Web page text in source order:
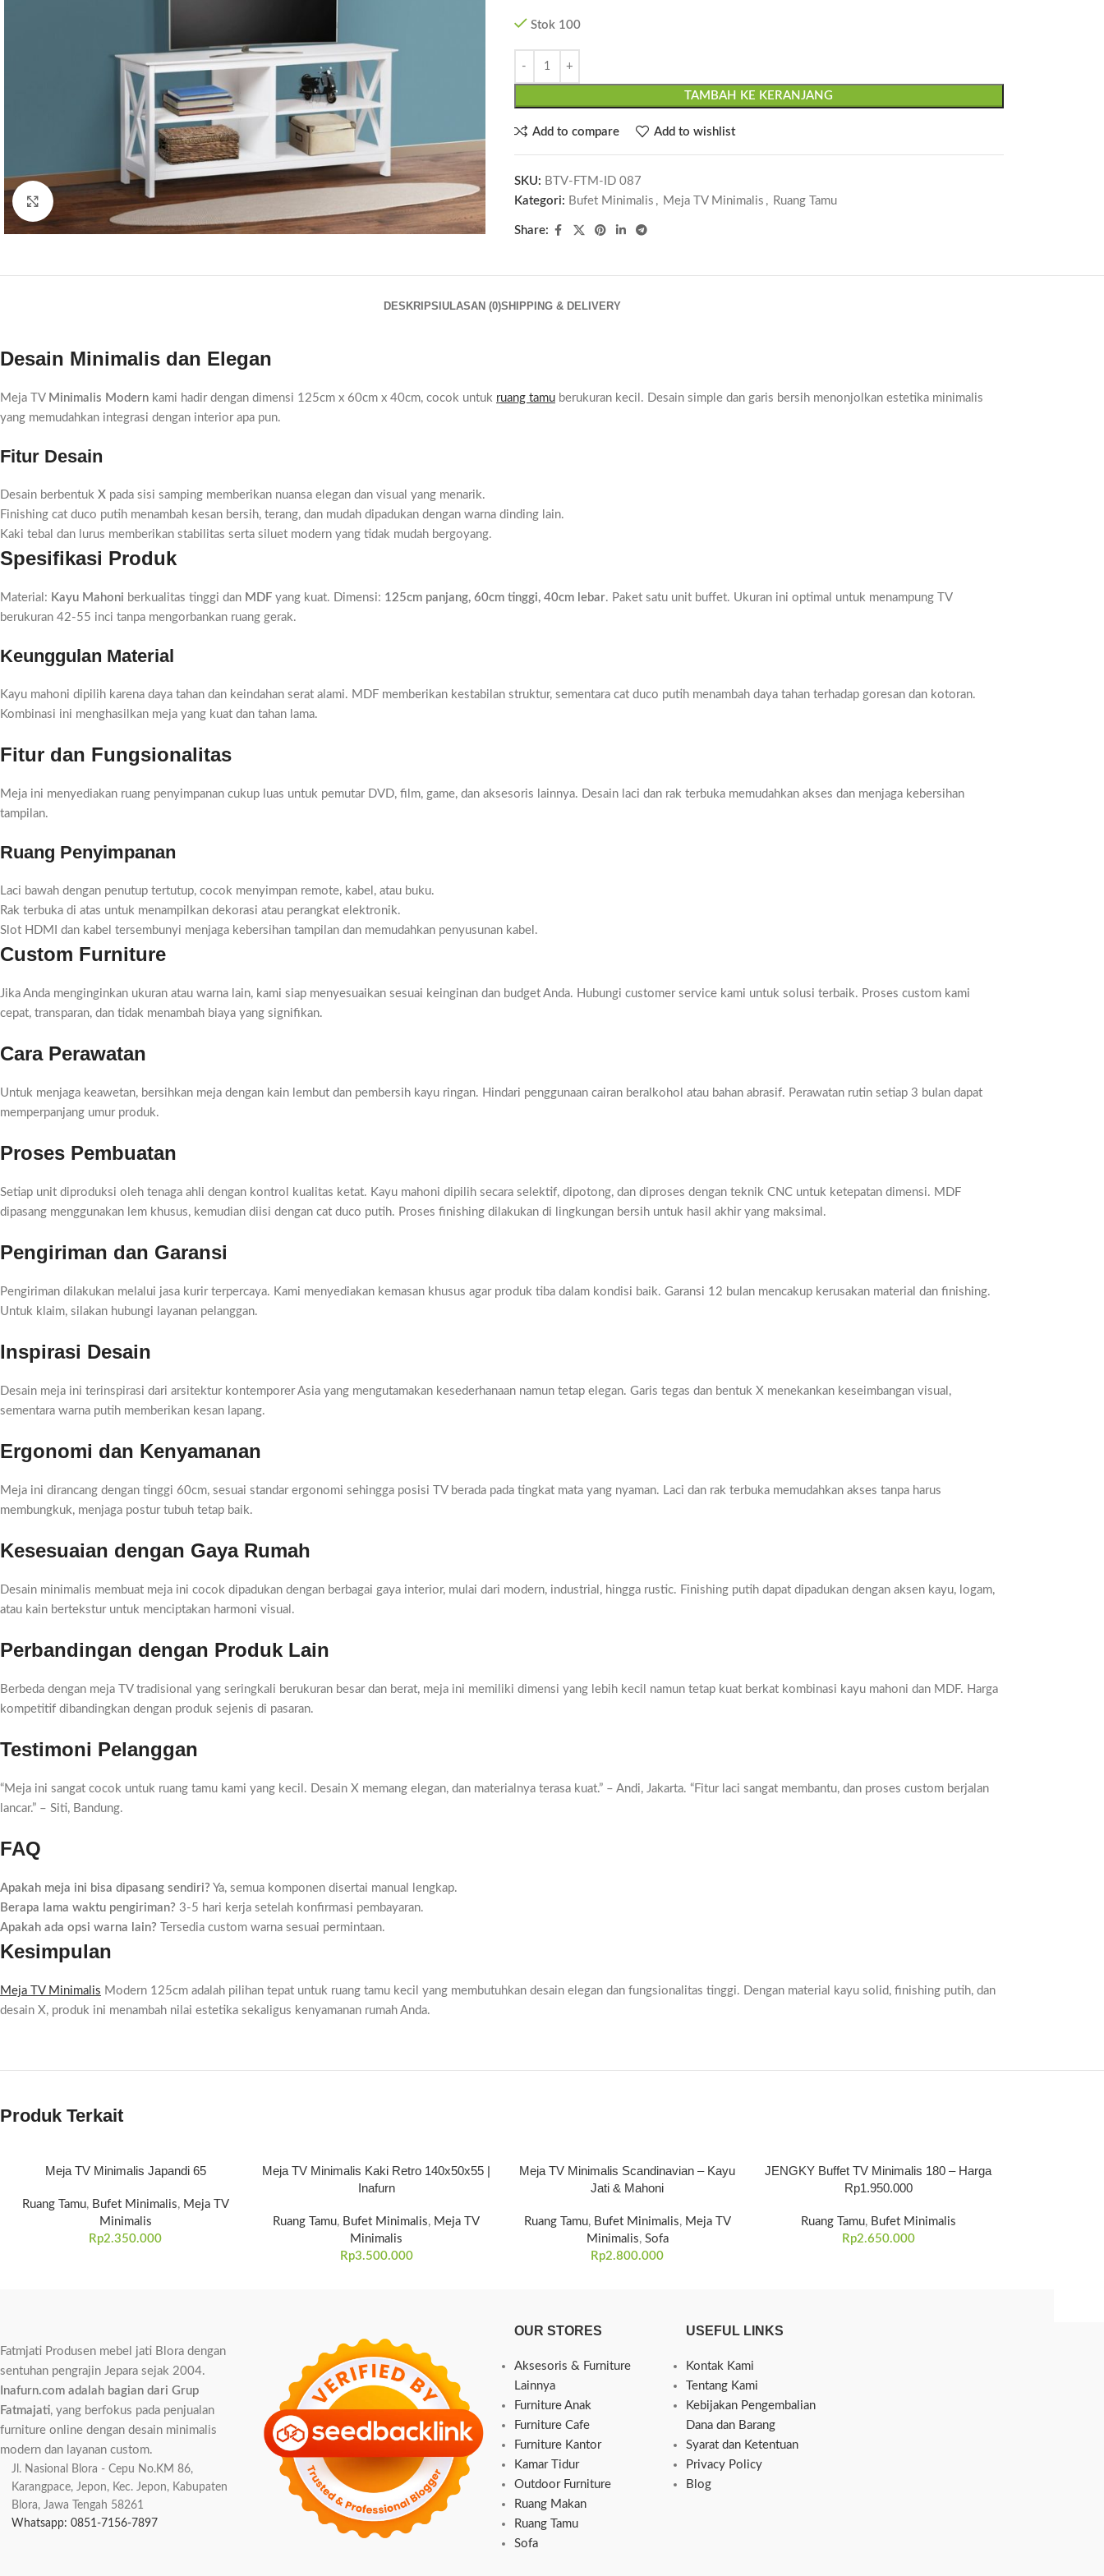
Click to enlarge
Stok 100
TAMBAH KE KERANJANG
Add to compare Add to wishlist
SKU: BTV-FTM-ID 087
Kategori: Bufet Minimalis , Meja TV Minimalis , Ruang Tamu
Share:
DESKRIPSI ULASAN (0)SHIPPING & DELIVERY
Desain Minimalis dan Elegan
Meja TV Minimalis Modern kami hadir dengan dimensi 125cm x 60cm x 40cm, cocok untuk ruang tamu berukuran kecil. Desain simple dan garis bersih menonjolkan estetika minimalis
yang memudahkan integrasi dengan interior apa pun.
Fitur Desain
Desain berbentuk X pada sisi samping memberikan nuansa elegan dan visual yang menarik.
Finishing cat duco putih menambah kesan bersih, terang, dan mudah dipadukan dengan warna dinding lain.
Kaki tebal dan lurus memberikan stabilitas serta siluet modern yang tidak mudah bergoyang.
Spesifikasi Produk
Material: Kayu Mahoni berkualitas tinggi dan MDF yang kuat. Dimensi: 125cm panjang, 60cm tinggi, 40cm lebar. Paket satu unit buffet. Ukuran ini optimal untuk menampung TV
berukuran 42-55 inci tanpa mengorbankan ruang gerak.
Keunggulan Material
Kayu mahoni dipilih karena daya tahan dan keindahan serat alami. MDF memberikan kestabilan struktur, sementara cat duco putih menambah daya tahan terhadap goresan dan kotoran.
Kombinasi ini menghasilkan meja yang kuat dan tahan lama.
Fitur dan Fungsionalitas
Meja ini menyediakan ruang penyimpanan cukup luas untuk pemutar DVD, film, game, dan aksesoris lainnya. Desain laci dan rak terbuka memudahkan akses dan menjaga kebersihan
tampilan.
Ruang Penyimpanan
Laci bawah dengan penutup tertutup, cocok menyimpan remote, kabel, atau buku.
Rak terbuka di atas untuk menampilkan dekorasi atau perangkat elektronik.
Slot HDMI dan kabel tersembunyi menjaga kebersihan tampilan dan memudahkan penyusunan kabel.
Custom Furniture
Jika Anda menginginkan ukuran atau warna lain, kami siap menyesuaikan sesuai keinginan dan budget Anda. Hubungi customer service kami untuk solusi terbaik. Proses custom kami
cepat, transparan, dan tidak menambah biaya yang signifikan.
Cara Perawatan
Untuk menjaga keawetan, bersihkan meja dengan kain lembut dan pembersih kayu ringan. Hindari penggunaan cairan beralkohol atau bahan abrasif. Perawatan rutin setiap 3 bulan dapat
memperpanjang umur produk.
Proses Pembuatan
Setiap unit diproduksi oleh tenaga ahli dengan kontrol kualitas ketat. Kayu mahoni dipilih secara selektif, dipotong, dan diproses dengan teknik CNC untuk ketepatan dimensi. MDF
dipasang menggunakan lem khusus, kemudian diisi dengan cat duco putih. Proses finishing dilakukan di lingkungan bersih untuk hasil akhir yang maksimal.
Pengiriman dan Garansi
Pengiriman dilakukan melalui jasa kurir terpercaya. Kami menyediakan kemasan khusus agar produk tiba dalam kondisi baik. Garansi 12 bulan mencakup kerusakan material dan finishing.
Untuk klaim, silakan hubungi layanan pelanggan.
Inspirasi Desain
Desain meja ini terinspirasi dari arsitektur kontemporer Asia yang mengutamakan kesederhanaan namun tetap elegan. Garis tegas dan bentuk X menekankan keseimbangan visual,
sementara warna putih memberikan kesan lapang.
Ergonomi dan Kenyamanan
Meja ini dirancang dengan tinggi 60cm, sesuai standar ergonomi sehingga posisi TV berada pada tingkat mata yang nyaman. Laci dan rak terbuka memudahkan akses tanpa harus
membungkuk, menjaga postur tubuh tetap baik.
Kesesuaian dengan Gaya Rumah
Desain minimalis membuat meja ini cocok dipadukan dengan berbagai gaya interior, mulai dari modern, industrial, hingga rustic. Finishing putih dapat dipadukan dengan aksen kayu, logam,
atau kain bertekstur untuk menciptakan harmoni visual.
Perbandingan dengan Produk Lain
Berbeda dengan meja TV tradisional yang seringkali berukuran besar dan berat, meja ini memiliki dimensi yang lebih kecil namun tetap kuat berkat kombinasi kayu mahoni dan MDF. Harga
kompetitif dibandingkan dengan produk sejenis di pasaran.
Testimoni Pelanggan
“Meja ini sangat cocok untuk ruang tamu kami yang kecil. Desain X memang elegan, dan materialnya terasa kuat.” – Andi, Jakarta. “Fitur laci sangat membantu, dan proses custom berjalan
lancar.” – Siti, Bandung.
FAQ
Apakah meja ini bisa dipasang sendiri? Ya, semua komponen disertai manual lengkap.
Berapa lama waktu pengiriman? 3-5 hari kerja setelah konfirmasi pembayaran.
Apakah ada opsi warna lain? Tersedia custom warna sesuai permintaan.
Kesimpulan
Meja TV Minimalis Modern 125cm adalah pilihan tepat untuk ruang tamu kecil yang membutuhkan desain elegan dan fungsionalitas tinggi. Dengan material kayu solid, finishing putih, dan
desain X, produk ini menambah nilai estetika sekaligus kenyamanan rumah Anda.
Produk Terkait
Meja TV Minimalis Japandi 65
Ruang Tamu, Bufet Minimalis, Meja TV
Minimalis
Rp2.350.000
Meja TV Minimalis Kaki Retro 140x50x55 |
Inafurn
Ruang Tamu, Bufet Minimalis, Meja TV
Minimalis
Rp3.500.000
Meja TV Minimalis Scandinavian – Kayu
Jati & Mahoni
Ruang Tamu, Bufet Minimalis, Meja TV
Minimalis, Sofa
Rp2.800.000
JENGKY Buffet TV Minimalis 180 – Harga
Rp1.950.000
Ruang Tamu, Bufet Minimalis
Rp2.650.000
Fatmjati Produsen mebel jati Blora dengan
sentuhan pengrajin Jepara sejak 2004.
Inafurn.com adalah bagian dari Grup
Fatmajati, yang berfokus pada penjualan
furniture online dengan desain minimalis
modern dan layanan custom.
Jl. Nasional Blora - Cepu No.KM 86,
Karangpace, Jepon, Kec. Jepon, Kabupaten
Blora, Jawa Tengah 58261
Whatsapp: 0851-7156-7897
OUR STORES
Aksesoris & Furniture
Lainnya
Furniture Anak
Furniture Cafe
Furniture Kantor
Kamar Tidur
Outdoor Furniture
Ruang Makan
Ruang Tamu
Sofa
USEFUL LINKS
Kontak Kami
Tentang Kami
Kebijakan Pengembalian
Dana dan Barang
Syarat dan Ketentuan
Privacy Policy
Blog